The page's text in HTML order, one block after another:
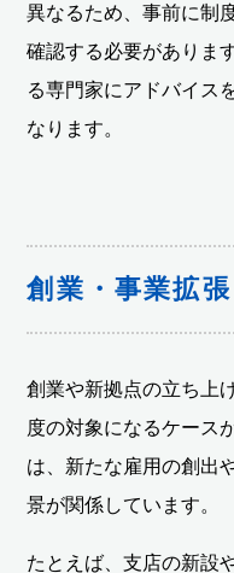
異なるため、事前に制
確認する必要がありま
る専門家にアドバイス
なります。
創業・事業拡
創業や新拠点の立ち上
度の対象になるケース
は、新たな雇用の創出
景が関係しています。
たとえば、支店の新設